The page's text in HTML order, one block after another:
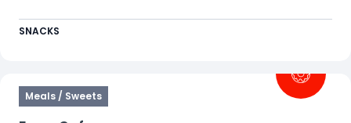
jezelf, warm en heerlijk voor onderweg.
SNACKS
Meals / Sweets